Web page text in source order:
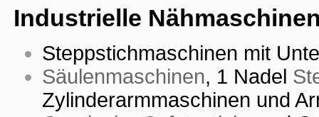
Industrielle
Steppstichmaschinen mit
Säulenmaschinen, 1 Nadel
Zylinderarmmaschinen und